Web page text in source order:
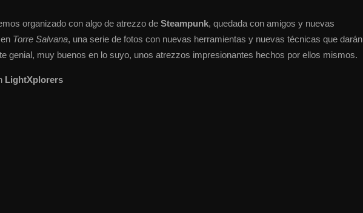
organizado con algo de atrezzo de Steampunk, quedada con amigos y nuevas
Torre Salvana, una serie de fotos con nuevas herramientas y nuevas técnicas que darán
genial, muy buenos en lo suyo, unos atrezzos impresionantes hechos por ellos mismos.
LightXplorers